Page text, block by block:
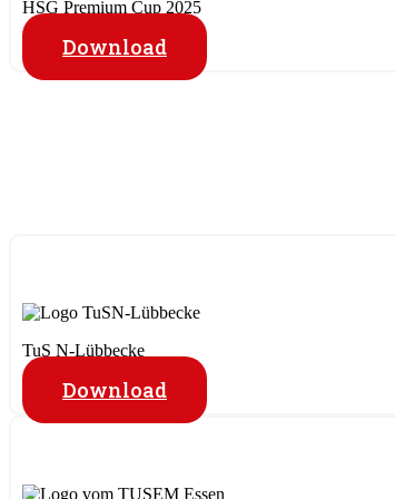
HSG Premium Cup 2025
Download
TuS N-Lübbecke
Download